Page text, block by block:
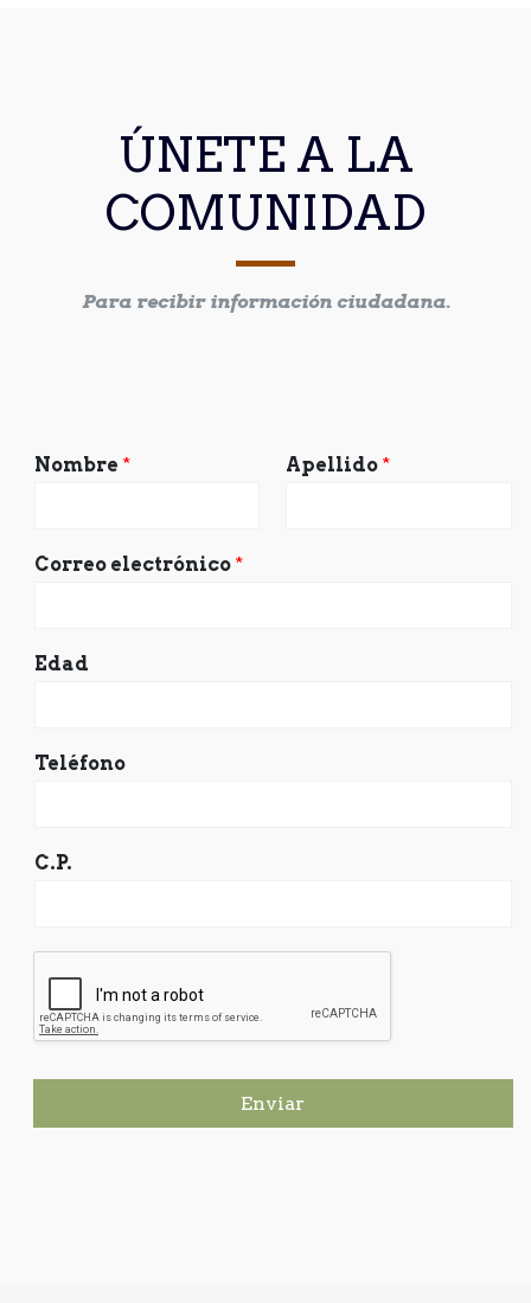
ÚNETE A LA
COMUNIDAD
Para recibir información ciudadana.
Nombre * Apellido *
Correo electrónico *
Edad
Teléfono
C.P.
Enviar